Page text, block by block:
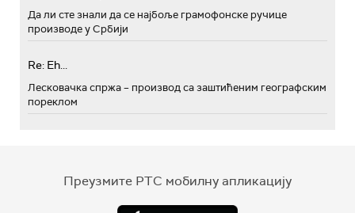
Да ли сте знали да се најбоље грамофонске ручице
производе у Србији
Re: Eh...
Лесковачка спржа – производ са заштићеним географским
пореклом
Преузмите РТС мобилну апликацију